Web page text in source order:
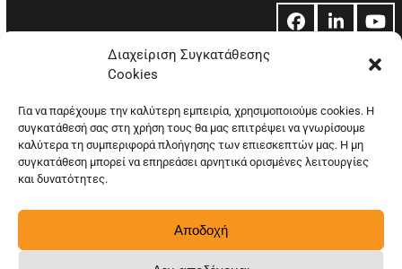
Διαχείριση Συγκατάθεσης
Cookies
Για να παρέχουμε την καλύτερη εμπειρία, χρησιμοποιούμε cookies. Η
συγκατάθεσή σας στη χρήση τους θα μας επιτρέψει να γνωρίσουμε
καλύτερα τη συμπεριφορά πλοήγησης των επιεσκεπτών μας. Η μη
συγκατάθεση μπορεί να επηρεάσει αρνητικά ορισμένες λειτουργίες
και δυνατότητες.
Αποδοχή
Facebook
LinkedIn
© Copyright: Ethos Media S.A.